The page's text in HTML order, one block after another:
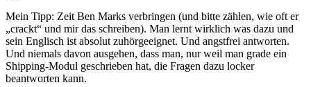
Mein Tipp: Zeit Ben Marks verbringen (und bitte zählen, wie oft er
„crackt“ und mir das schreiben). Man lernt wirklich was dazu und
sein Englisch ist absolut zuhörgeeignet. Und angstfrei antworten.
Und niemals davon ausgehen, dass man, nur weil man grade ein
Shipping-Modul geschrieben hat, die Fragen dazu locker
beantworten kann.